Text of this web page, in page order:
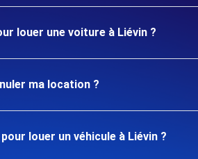
louer une voiture à Liévin ?
ma location ?
louer un véhicule à Liévin ?